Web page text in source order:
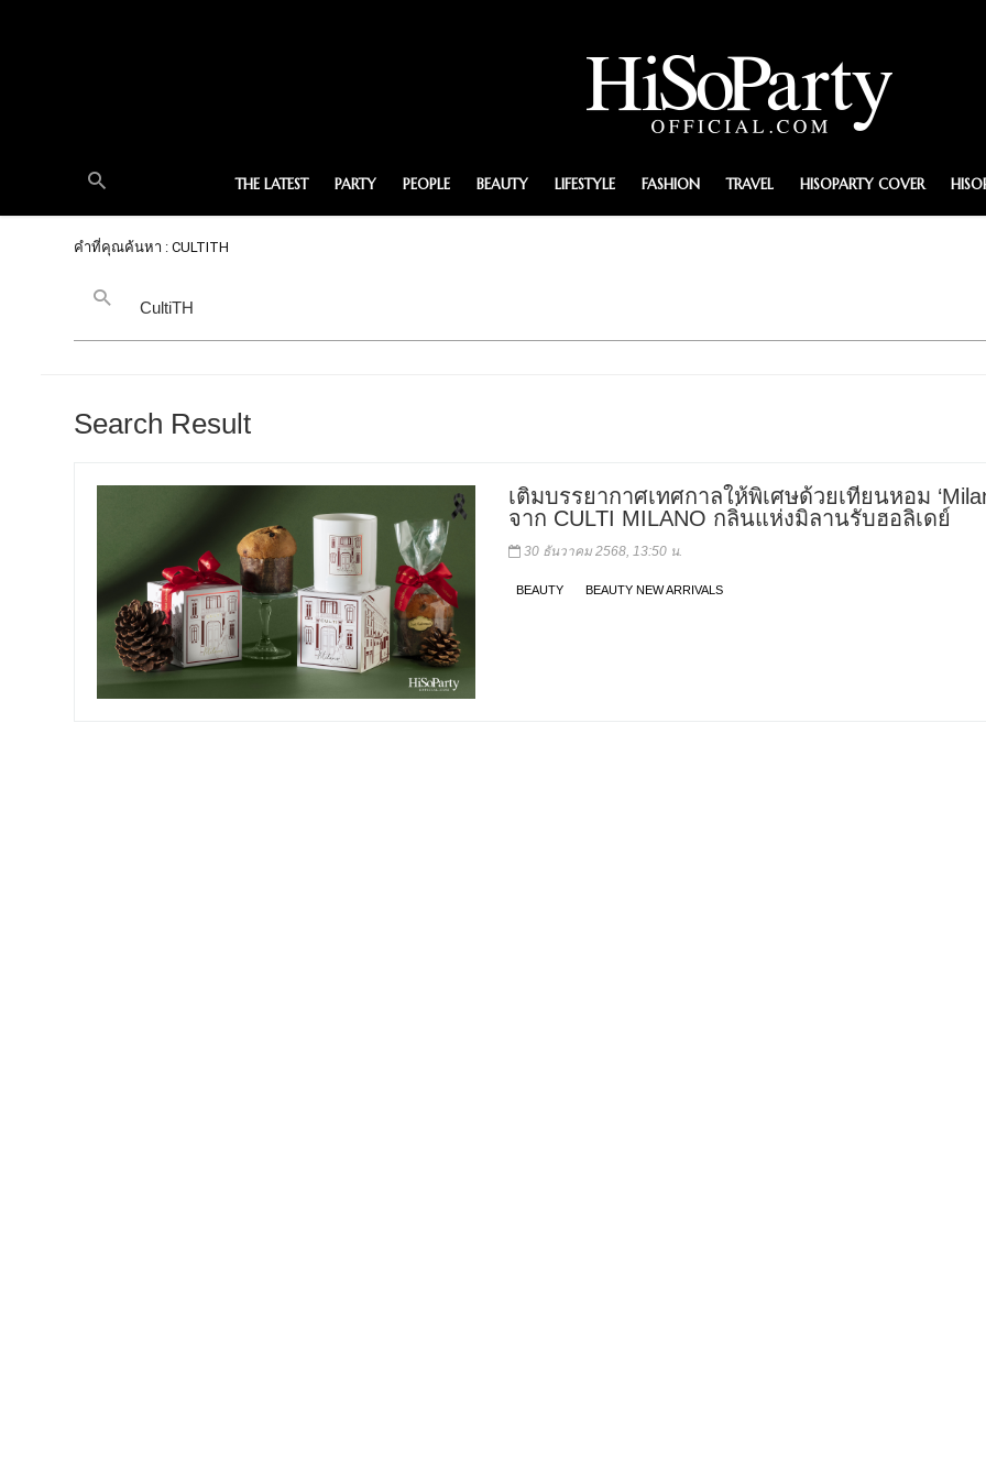
THE LATEST PARTY PEOPLE BEAUTY LIFESTYLE FASHION TRAVEL HISOPARTY COVER
คำที่คุณค้นหา : CULTITH
Search Result
เติมบรรยากาศเทศกาลให้พิเศษด้วยเทียนหอม
จาก CULTI MILANO กลิ่นแห่งมิลานรับฮอลิเดย์
30 ธันวาคม 2568, 13:50 น.
BEAUTY BEAUTY NEW ARRIVALS